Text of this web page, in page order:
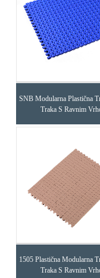
SNB Modularna Plastična
Traka S Ravnim
1505 Plastična Modularna
Traka S Ravnim